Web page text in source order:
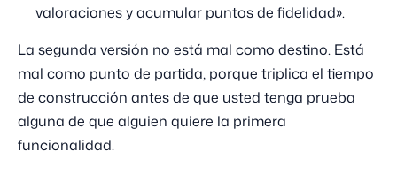
valoraciones y acumular puntos de fidelidad».
La segunda versión no está mal como destino. Está
mal como punto de partida, porque triplica el tiempo
de construcción antes de que usted tenga prueba
alguna de que alguien quiere la primera
funcionalidad.